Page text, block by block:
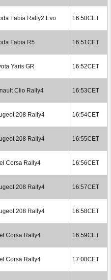
Fabia Rally2 Evo 16:50CET
Fabia R5 16:51CET
Yaris GR 16:52CET
Clio Rally4 16:53CET
208 Rally4 16:54CET
208 Rally4 16:55CET
Corsa Rally4 16:56CET
208 Rally4 16:57CET
208 Rally4 16:58CET
Corsa Rally4 16:59CET
Corsa Rally4 17:00CET